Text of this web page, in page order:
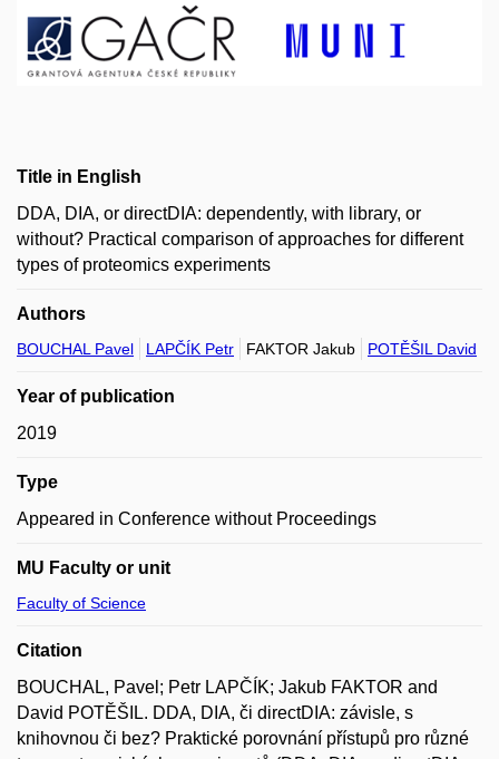
Title in English
DDA, DIA, or directDIA: dependently, with library, or
without? Practical comparison of approaches for different
types of proteomics experiments
Authors
BOUCHAL Pavel LAPČÍK Petr FAKTOR Jakub POTĚŠIL David
Year of publication
2019
Type
Appeared in Conference without Proceedings
MU Faculty or unit
Faculty of Science
Citation
BOUCHAL, Pavel; Petr LAPČÍK; Jakub FAKTOR and
David POTĚŠIL. DDA, DIA, či directDIA: závisle, s
knihovnou či bez? Praktické porovnání přístupů pro různé